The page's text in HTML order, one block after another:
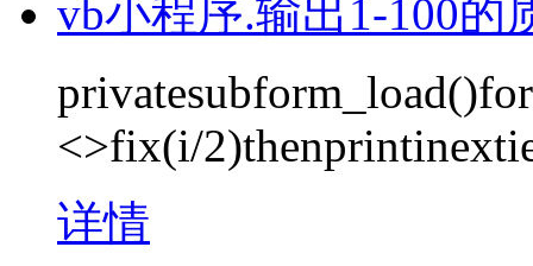
vb小程序.输出1-100的
<>fix(i/
详情